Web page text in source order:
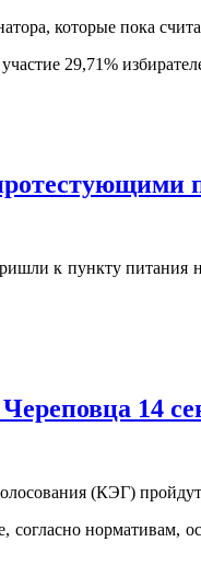
которые пока
29,71%
к пункту питания
14
(КЭГ)
нормативам,